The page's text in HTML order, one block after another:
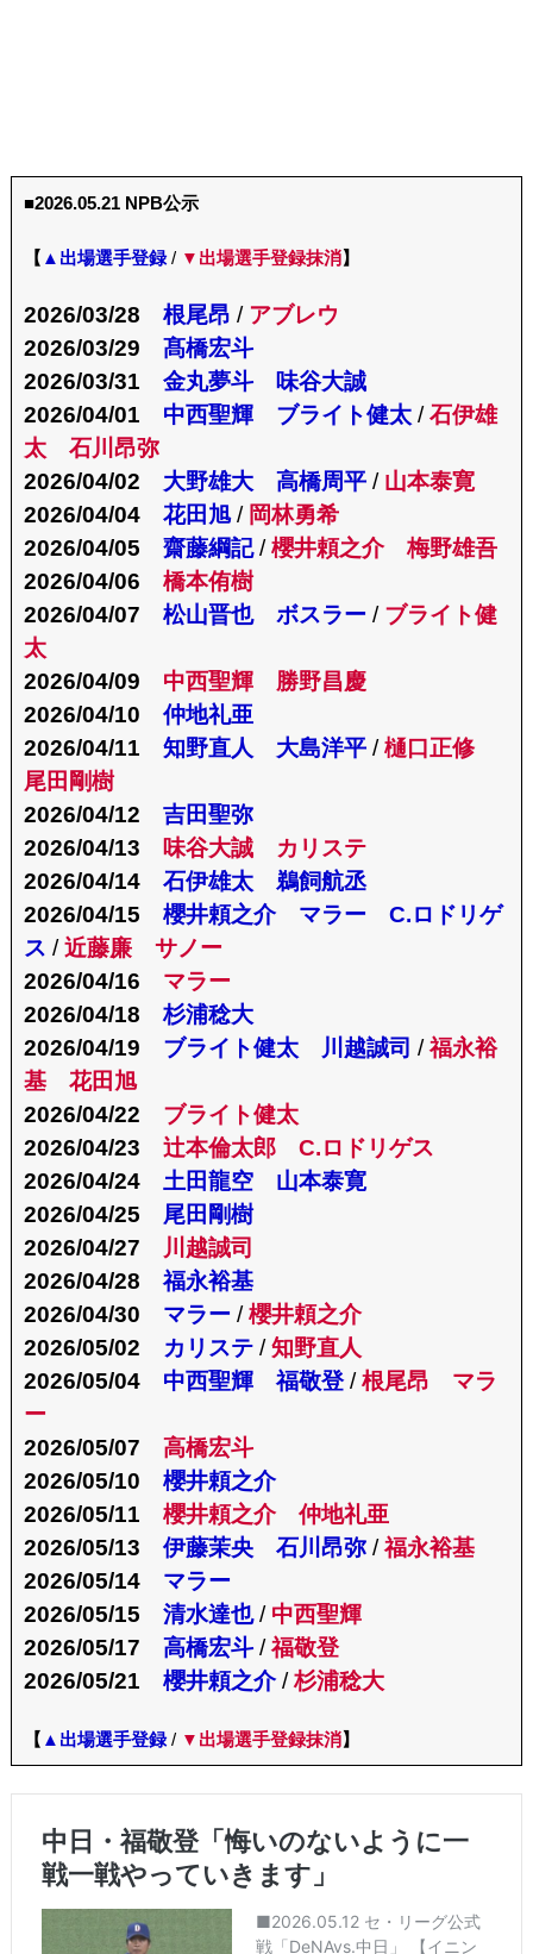
■2026.05.21 NPB公示
【 ▲出場選手登録/ ▼出場選手登録抹消】
2026/03/28 根尾昂 / アブレウ
2026/03/29 髙橋宏斗
2026/03/31 金丸夢斗 味谷大誠
2026/04/01
中西聖輝 ブライト健太/石伊雄
太 石川昂弥
2026/04/02
大野雄大 高橋周平 / 山本泰寛
2026/04/04
花田旭/ 岡林勇希
2026/04/05
齋藤綱記/櫻井頼之介 梅野雄吾
2026/04/06
橋本侑樹
2026/04/07
松山晋也 ボスラー / ブライト健
太
2026/04/09
中西聖輝 勝野昌慶
2026/04/10
仲地礼亜
2026/04/11
知野直人 大島洋平/樋口正修
尾田剛樹
2026/04/12
吉田聖弥
2026/04/13
味谷大誠 カリステ
2026/04/14
石伊雄太 鵜飼航丞
2026/04/15
櫻井頼之介 マラー C.ロドリゲ
ス /近藤廉 サノー
2026/04/16
マラー
2026/04/18
杉浦稔大
2026/04/19
ブライト健太 川越誠司 /福永裕
基 花田旭
2026/04/22
ブライト健太
2026/04/23
辻本倫太郎 C.ロドリゲス
2026/04/24
土田龍空 山本泰寛
2026/04/25
尾田剛樹
2026/04/27
川越誠司
2026/04/28
福永裕基
2026/04/30
マラー /櫻井頼之介
2026/05/02
カリステ/知野直人
2026/05/04
中西聖輝 福敬登/根尾昂 マラ
ー
2026/05/07
高橋宏斗
2026/05/10
櫻井頼之介
2026/05/11
櫻井頼之介 仲地礼亜
2026/05/13
伊藤茉央 石川昂弥/福永裕基
2026/05/14
マラー
2026/05/15
清水達也/ 中西聖輝
2026/05/17
高橋宏斗/福敬登
2026/05/21
櫻井頼之介/杉浦稔大
【 ▲出場選手登録/ ▼出場選手登録抹消】